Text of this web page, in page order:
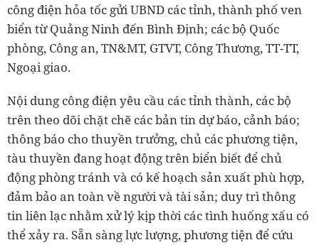
công điện hỏa tốc gửi UBND các tỉnh, thành phố ven
biển từ Quảng Ninh đến Bình Định; các bộ Quốc
phòng, Công an, TN&MT, GTVT, Công Thương, TT-TT,
Ngoại giao.
Nội dung công điện yêu cầu các tỉnh thành, các bộ
trên theo dõi chặt chẽ các bản tin dự báo, cảnh báo;
thông báo cho thuyền trưởng, chủ các phương tiện,
tàu thuyền đang hoạt động trên biển biết để chủ
động phòng tránh và có kế hoạch sản xuất phù hợp,
đảm bảo an toàn về người và tài sản; duy trì thông
tin liên lạc nhằm xử lý kịp thời các tình huống xấu có
thể xảy ra. Sẵn sàng lực lượng, phương tiện để cứu